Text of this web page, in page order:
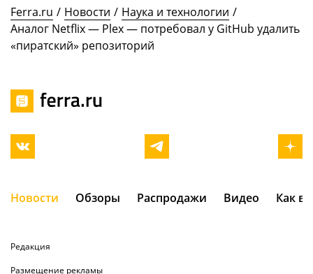
Ferra.ru / Новости / Наука и технологии /
Аналог Netflix — Plex — потребовал у GitHub удалить
«пиратский» репозиторий
Новости Обзоры Распродажи Видео Как
Редакция
Размещение рекламы